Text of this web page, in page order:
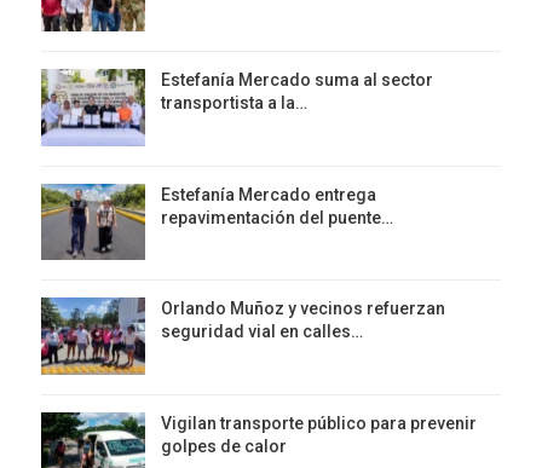
Estefanía Mercado suma al sector
transportista a la…
Estefanía Mercado entrega
repavimentación del puente…
Orlando Muñoz y vecinos refuerzan
seguridad vial en calles…
Vigilan transporte público para prevenir
golpes de calor